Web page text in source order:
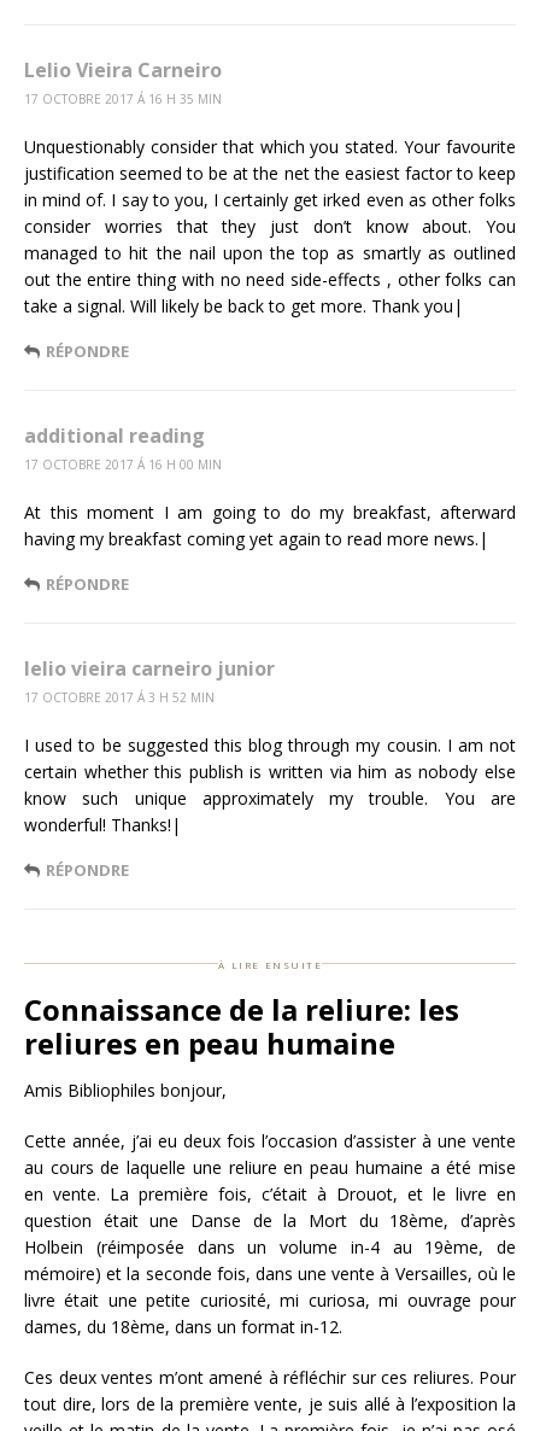
Lelio Vieira Carneiro
17 OCTOBRE 2017 Á 16 H 35 MIN
Unquestionably consider that which you stated. Your favourite
justification seemed to be at the net the easiest factor to keep
in mind of. I say to you, I certainly get irked even as other folks
consider worries that they just don’t know about. You
managed to hit the nail upon the top as smartly as outlined
out the entire thing with no need side-effects , other folks can
take a signal. Will likely be back to get more. Thank you|
RÉPONDRE
additional reading
17 OCTOBRE 2017 Á 16 H 00 MIN
At this moment I am going to do my breakfast, afterward
having my breakfast coming yet again to read more news.|
RÉPONDRE
lelio vieira carneiro junior
17 OCTOBRE 2017 Á 3 H 52 MIN
I used to be suggested this blog through my cousin. I am not
certain whether this publish is written via him as nobody else
know such unique approximately my trouble. You are
wonderful! Thanks!|
RÉPONDRE
à lire ensuite
Connaissance de la reliure: les
reliures en peau humaine
Amis Bibliophiles bonjour,
Cette année, j’ai eu deux fois l’occasion d’assister à une vente
au cours de laquelle une reliure en peau humaine a été mise
en vente. La première fois, c’était à Drouot, et le livre en
question était une Danse de la Mort du 18ème, d’après
Holbein (réimposée dans un volume in-4 au 19ème, de
mémoire) et la seconde fois, dans une vente à Versailles, où le
livre était une petite curiosité, mi curiosa, mi ouvrage pour
dames, du 18ème, dans un format in-12.
Ces deux ventes m’ont amené à réfléchir sur ces reliures. Pour
tout dire, lors de la première vente, je suis allé à l’exposition la